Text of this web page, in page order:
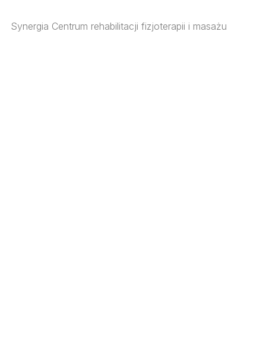
Synergia Centrum rehabilitacji fizjoterapii i masażu